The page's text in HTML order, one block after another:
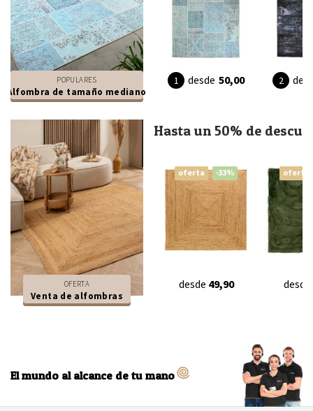
POPULARES
Alfombra de tamaño mediano
desde 50,00
OFERTA
Venta de alfombras
Hasta un 50% de
oferta -33%
desde 49,90
oferta
desde
El mundo al alcance de tu mano